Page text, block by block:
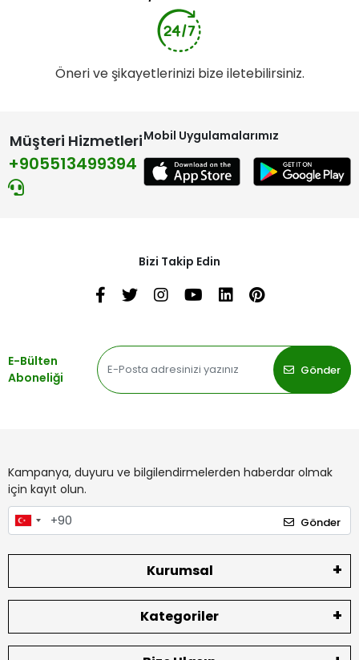
Öneri ve şikayetlerinizi bize iletebilirsiniz.
Müşteri Hizmetleri
+905513499394
Mobil Uygulamalarımız
Bizi Takip Edin
E-Bülten
Aboneliği
Gönder
Kampanya, duyuru ve bilgilendirmelerden haberdar olmak
için kayıt olun.
Gönder
Kurumsal
Kategoriler